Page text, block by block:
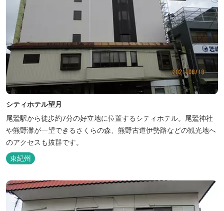
シティホテル望月
尾鷲駅から徒歩約7分の好立地に位置するシティホテル。尾鷲神社
や熊野灘が一望できるさくらの森、熊野古道伊勢路などの観光地へ
のアクセスも抜群です。
東紀州